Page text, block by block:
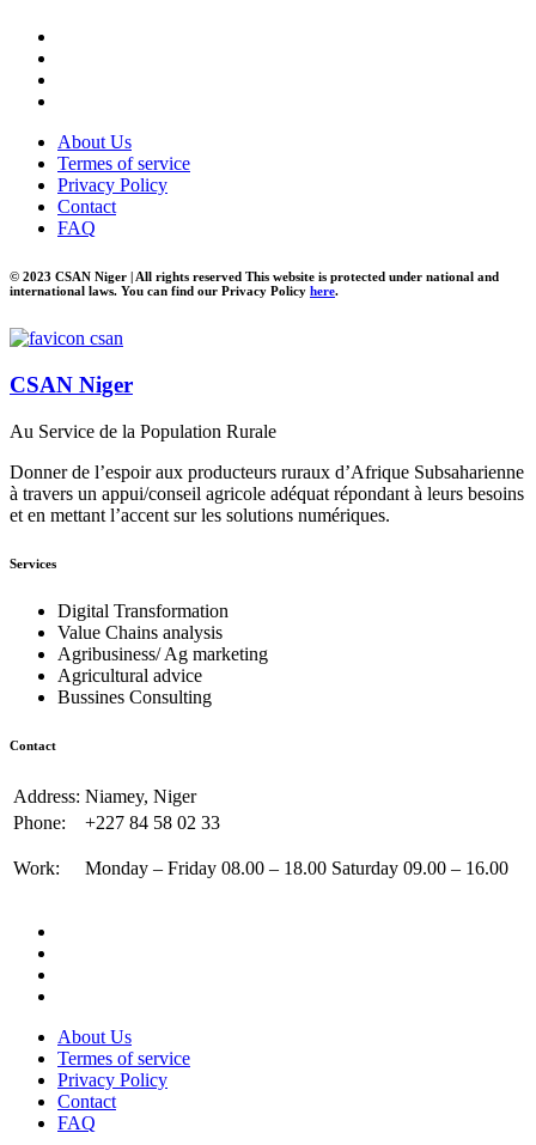
About Us
Termes of service
Privacy Policy
Contact
FAQ
© 2023 CSAN Niger | All rights reserved This website is protected under national and
international laws. You can find our Privacy Policy here.
CSAN Niger
Au Service de la Population Rurale
Donner de l’espoir aux producteurs ruraux d’Afrique Subsaharienne
à travers un appui/conseil agricole adéquat répondant à leurs besoins
et en mettant l’accent sur les solutions numériques.
Services
Digital Transformation
Value Chains analysis
Agribusiness/ Ag marketing
Agricultural advice
Bussines Consulting
Contact
Address: Niamey, Niger
Phone:
+227 84 58 02 33
Work: Monday – Friday 08.00 – 18.00 Saturday 09.00 – 16.00
About Us
Termes of service
Privacy Policy
Contact
FAQ